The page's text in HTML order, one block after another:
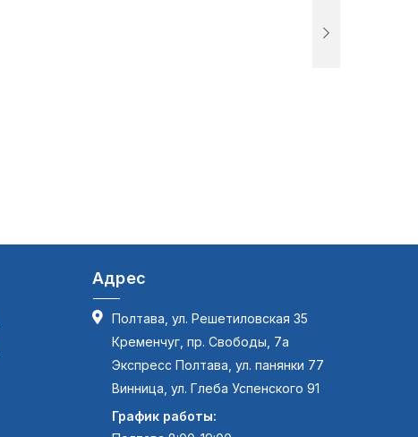
Адрес
Полтава, ул. Решетиловская 35
Кременчуг, пр. Свободы, 7а
Экспресс Полтава, ул. панянки 77
Винница, ул. Глеба Успенского 91
График работы: